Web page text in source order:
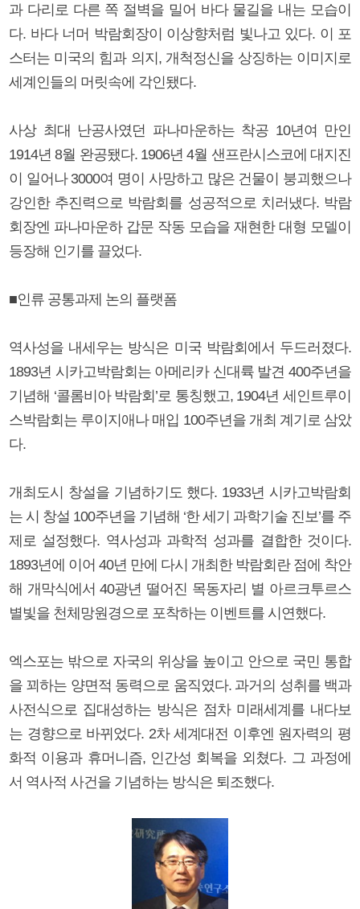
과 다리로 다른 쪽 절벽을 밀어 바다 물길을 내는 모습이
다. 바다 너머 박람회장이 이상향처럼 빛나고 있다. 이 포
스터는 미국의 힘과 의지, 개척정신을 상징하는 이미지로
세계인들의 머릿속에 각인됐다.
사상 최대 난공사였던 파나마운하는 착공 10년여 만인
1914년 8월 완공됐다. 1906년 4월 샌프란시스코에 대지진
이 일어나 3000여 명이 사망하고 많은 건물이 붕괴했으나
강인한 추진력으로 박람회를 성공적으로 치러냈다. 박람
회장엔 파나마운하 갑문 작동 모습을 재현한 대형 모델이
등장해 인기를 끌었다.
■인류 공통과제 논의 플랫폼
역사성을 내세우는 방식은 미국 박람회에서 두드러졌다.
1893년 시카고박람회는 아메리카 신대륙 발견 400주년을
기념해 ‘콜롬비아 박람회’로 통칭했고, 1904년 세인트루이
스박람회는 루이지애나 매입 100주년을 개최 계기로 삼았
다.
개최도시 창설을 기념하기도 했다. 1933년 시카고박람회
는 시 창설 100주년을 기념해 ‘한 세기 과학기술 진보’를 주
제로 설정했다. 역사성과 과학적 성과를 결합한 것이다.
1893년에 이어 40년 만에 다시 개최한 박람회란 점에 착안
해 개막식에서 40광년 떨어진 목동자리 별 아르크투르스
별빛을 천체망원경으로 포착하는 이벤트를 시연했다.
엑스포는 밖으로 자국의 위상을 높이고 안으로 국민 통합
을 꾀하는 양면적 동력으로 움직였다. 과거의 성취를 백과
사전식으로 집대성하는 방식은 점차 미래세계를 내다보
는 경향으로 바뀌었다. 2차 세계대전 이후엔 원자력의 평
화적 이용과 휴머니즘, 인간성 회복을 외쳤다. 그 과정에
서 역사적 사건을 기념하는 방식은 퇴조했다.